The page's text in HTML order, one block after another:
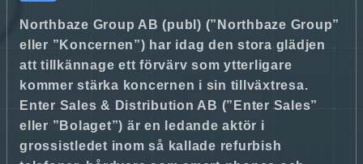
Northbaze Group AB (publ) (”Northbaze Group”
eller ”Koncernen”) har idag den stora glädjen
att tillkännage ett förvärv som ytterligare
kommer stärka koncernen i sin tillväxtresa.
Enter Sales & Distribution AB (”Enter Sales”
eller ”Bolaget”) är en ledande aktör i
grossistledet inom så kallade refurbish